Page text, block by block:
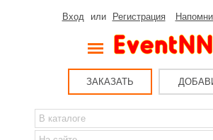
Вход или Регистрация
ЗАКАЗАТЬ